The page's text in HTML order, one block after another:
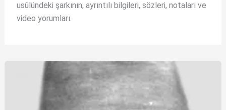
usûlündeki şarkının; ayrıntılı bilgileri, sözleri, notaları ve
video yorumları.